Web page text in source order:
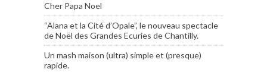
Cher Papa Noel
“Alana et la Cité d’Opale”, le nouveau spectacle
de Noël des Grandes Ecuries de Chantilly.
Un mash maison (ultra) simple et (presque)
rapide.